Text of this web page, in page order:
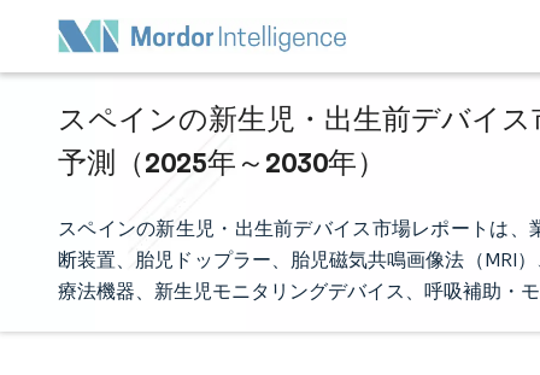
スペインの新生児・出生前デバイ
予測（2025年～2030年）
スペインの新生児・出生前デバイス市場レポートは
断装置、胎児ドップラー、胎児磁気共鳴画像法（MRI
療法機器、新生児モニタリングデバイス、呼吸補助・